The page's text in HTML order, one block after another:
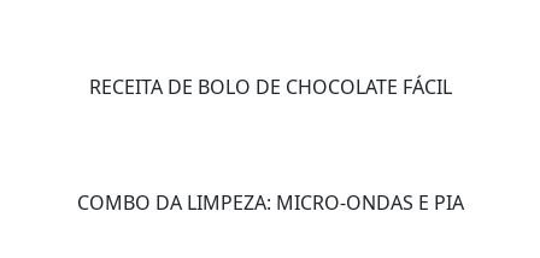
RECEITA DE BOLO DE CHOCOLATE FÁCIL
COMBO DA LIMPEZA: MICRO-ONDAS E PIA